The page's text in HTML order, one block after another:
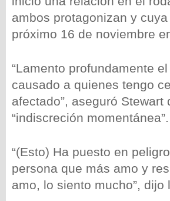
ambos protagonizan y
próximo 16 de noviembre
“Lamento profundamente
causado a quienes tengo
afectado”, aseguró
“indiscreción momentánea”.
“(Esto) Ha puesto en
persona que más amo y
amo, lo siento mucho”,